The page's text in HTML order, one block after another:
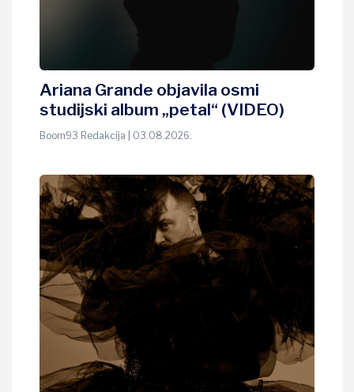
Ariana Grande objavila osmi
studijski album „petal“ (VIDEO)
Boom93 Redakcija | 03.08.2026.